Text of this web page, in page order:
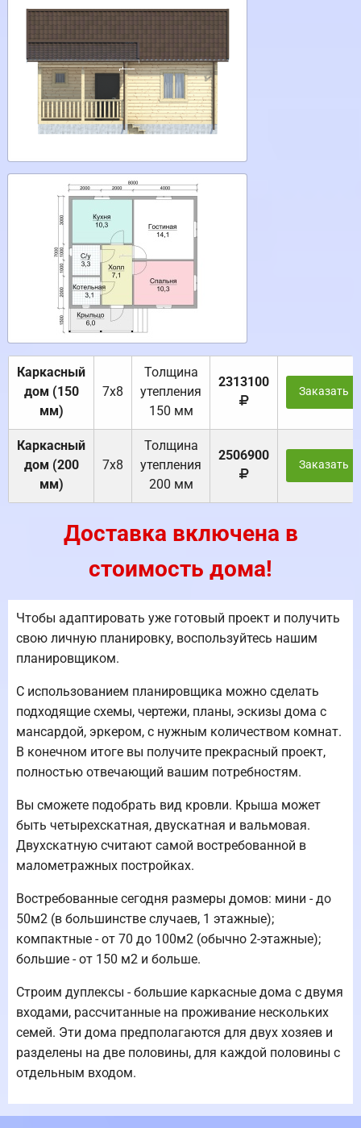
Каркасный
дом (150
мм)
7х8
Толщина
утепления
150 мм
2313100
Заказать
Каркасный
дом (200
мм)
7х8
Толщина
утепления
200 мм
2506900
Заказать
Доставка включена в
стоимость дома!
Чтобы адаптировать уже готовый проект и получить
свою личную планировку, воспользуйтесь нашим
планировщиком.
С использованием планировщика можно сделать
подходящие схемы, чертежи, планы, эскизы дома с
мансардой, эркером, с нужным количеством комнат.
В конечном итоге вы получите прекрасный проект,
полностью отвечающий вашим потребностям.
Вы сможете подобрать вид кровли. Крыша может
быть четырехскатная, двускатная и вальмовая.
Двухскатную считают самой востребованной в
малометражных постройках.
Востребованные сегодня размеры домов: мини - до
50м2 (в большинстве случаев, 1 этажные);
компактные - от 70 до 100м2 (обычно 2-этажные);
большие - от 150 м2 и больше.
Строим дуплексы - большие каркасные дома с двумя
входами, рассчитанные на проживание нескольких
семей. Эти дома предполагаются для двух хозяев и
разделены на две половины, для каждой половины с
отдельным входом.